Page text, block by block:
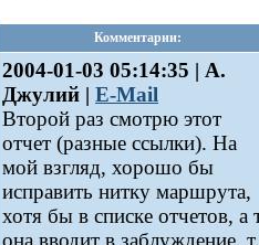
Комментарии:
2004-01-03 05:14:35 | А.
Джулий | E-Mail
Второй раз смотрю этот
отчет (разные ссылки). На
мой взгляд, хорошо бы
исправить нитку маршрута,
хотя бы в списке отчетов, а